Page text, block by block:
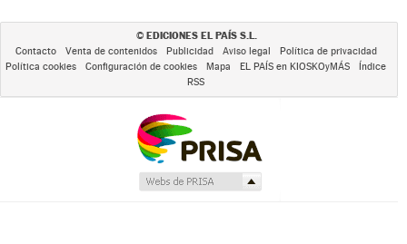
© EDICIONES EL PAÍS S.L.
Contacto Venta de contenidos Publicidad Aviso legal
Política de privacidad
Política cookies
Configuración de cookies Mapa EL PAÍS en KIOSKOyMÁS
Índice
RSS